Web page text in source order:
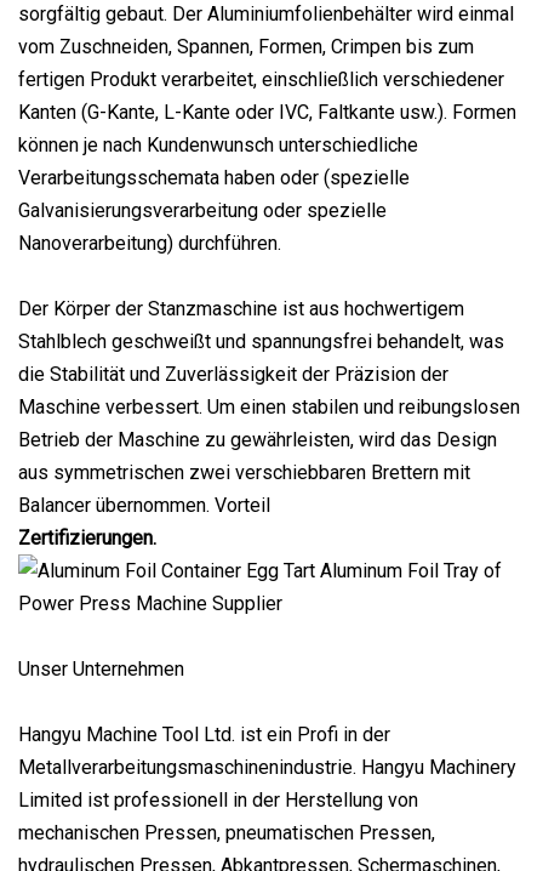
sorgfältig gebaut. Der Aluminiumfolienbehälter wird einmal
vom Zuschneiden, Spannen, Formen, Crimpen bis zum
fertigen Produkt verarbeitet, einschließlich verschiedener
Kanten (G-Kante, L-Kante oder IVC, Faltkante usw.). Formen
können je nach Kundenwunsch unterschiedliche
Verarbeitungsschemata haben oder (spezielle
Galvanisierungsverarbeitung oder spezielle
Nanoverarbeitung) durchführen.
Der Körper der Stanzmaschine ist aus hochwertigem
Stahlblech geschweißt und spannungsfrei behandelt, was
die Stabilität und Zuverlässigkeit der Präzision der
Maschine verbessert. Um einen stabilen und reibungslosen
Betrieb der Maschine zu gewährleisten, wird das Design
aus symmetrischen zwei verschiebbaren Brettern mit
Balancer übernommen. Vorteil
Zertifizierungen.
Unser Unternehmen
Hangyu Machine Tool Ltd. ist ein Profi in der
Metallverarbeitungsmaschinenindustrie. Hangyu Machinery
Limited ist professionell in der Herstellung von
mechanischen Pressen, pneumatischen Pressen,
hydraulischen Pressen, Abkantpressen, Schermaschinen,